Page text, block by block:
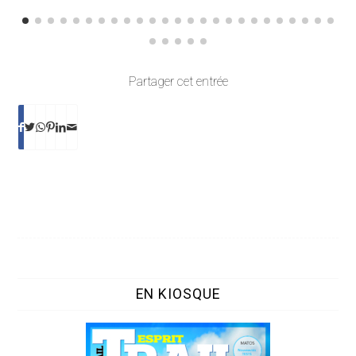
Partager cet entrée
EN KIOSQUE